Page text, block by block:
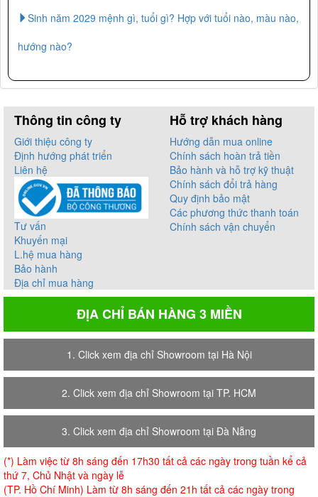
Sinh năm 2029 mệnh gì, tuổi gì? Hợp với tuổi nào, màu nào,
hướng nào?
Thông tin công ty
Giới thiệu công ty
Định hướng phát triển
Liên hệ
Tư vấn
Khuyến mại
L.hệ mua hàng
Bảo hành
Địa chỉ mua hàng
Hỗ trợ khách hàng
Hướng dẫn mua online
Chính sách hoàn trả tiền
Bảo hành và hỗ trợ kỹ thuật
Chính sách đổi trả hàng
Quy định bảo mật
Các phương thức thanh toán
Chính sách vận chuyển
ĐỊA CHỈ BÁN HÀNG 3 MIỀN
1. Click xem địa chỉ Showroom tại Hà Nội
2. Click xem địa chỉ Showroom tại TP. HCM
3. Click xem địa chỉ Showroom tại Đà Nẵng
(*) Làm việc từ 8h sáng đến 17h30 tất cả các ngày trong tuần kể cả
thứ 7, Chủ Nhật và ngày lễ
(TP. Hồ Chí Minh) Làm từ 8h sáng đến 21h tất cả các ngày trong